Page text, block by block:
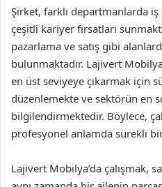
Şirket, farklı departmanlarda
çeşitli kariyer fırsatları
pazarlama ve satış gibi
bulunmaktadır. Lajivert
en üst seviyeye çıkarmak için
düzenlemekte ve sektörün en
bilgilendirmektedir. Böylece,
profesyonel anlamda sürekli
Lajivert Mobilya’da çalışmak,